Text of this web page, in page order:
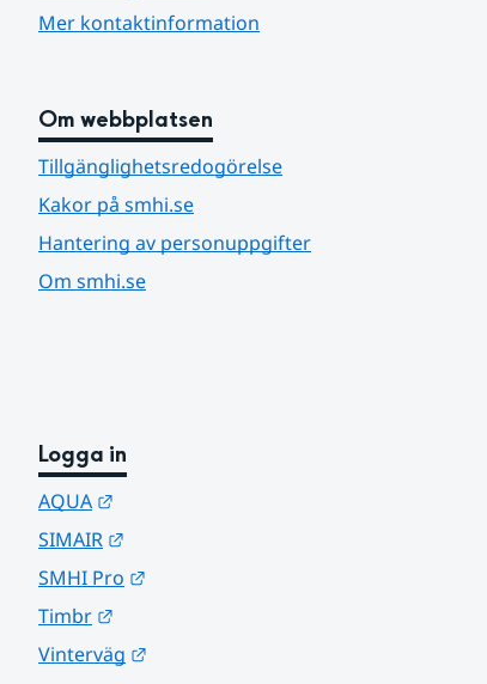
Mer kontaktinformation
Om webbplatsen
Tillgänglighetsredogörelse
Kakor på smhi.se
Hantering av personuppgifter
Om smhi.se
Logga in
AQUA
SIMAIR
SMHI Pro
Timbr
Vinterväg